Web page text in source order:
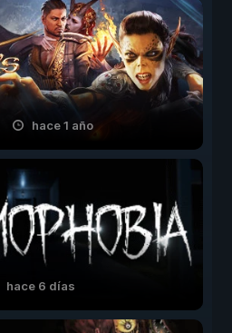
hace 1 año
hace 6 días